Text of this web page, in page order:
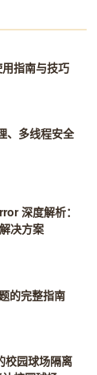
指南与技巧
、多线程安全
深度解析：
决方案
的完整指南
校园球场隔离